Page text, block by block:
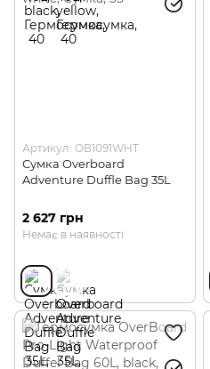
Артикул: OB1091WHT
Сумка Overboard
Adventure Duffle Bag 35L
2 627 грн
Немає в наявності